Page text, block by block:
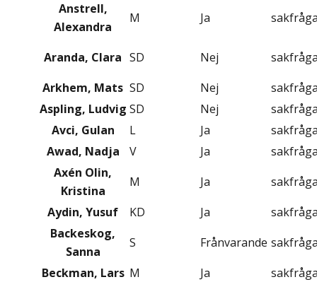
Anstrell,
Alexandra
M Ja
Aranda, Clara SD Nej
Arkhem, Mats SD Nej
Aspling, Ludvig SD Nej
Avci, Gulan
L Ja
Awad, Nadja
V Ja
Axén Olin,
Kristina
M Ja
Aydin, Yusuf
KD Ja
Backeskog,
Sanna
S Frånvarande
Beckman, Lars M Ja